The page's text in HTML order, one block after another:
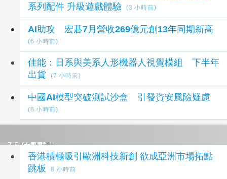
系列配件 升級遊戲體驗
(3 小時前)
AI助攻 宏碁7月營收269億元創13年同期新高
(6 小時前)
佳能：日系與美系人形機器人視覺模組 下半年
出貨
(7 小時前)
中國AI模型突破測試沙盒 引發資安風險疑慮
(8 小時前)
延伸閱讀
香港積極吸引歐洲科技新創 欲成亞洲市場拓點
跳板
8 小時前